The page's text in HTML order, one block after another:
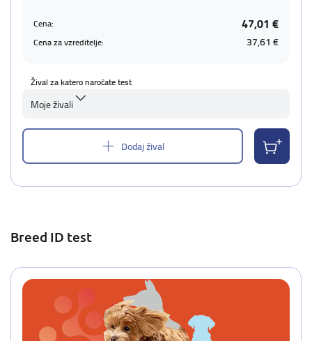
Cena: 47,01 €
Cena za vzreditelje: 37,61 €
Žival za katero naročate test
Moje živali
Dodaj žival
Breed ID test